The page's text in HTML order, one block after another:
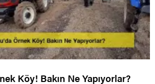
Köy! Bakın Ne Yapıyorlar?